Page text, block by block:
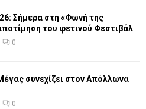
Σήμερα στη «Φωνή της
του φετινού Φεστιβάλ
0
συνεχίζει στον Απόλλωνα
0